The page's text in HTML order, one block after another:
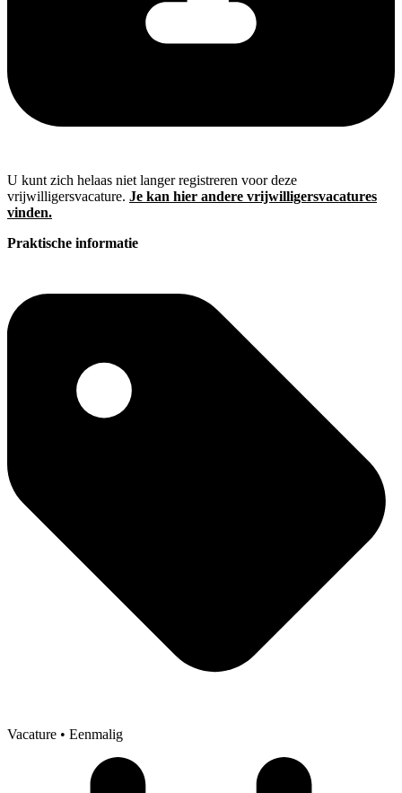
U kunt zich helaas niet langer registreren voor deze
vrijwilligersvacature. Je kan hier andere vrijwilligersvacatures
vinden.
Praktische informatie
Vacature • Eenmalig